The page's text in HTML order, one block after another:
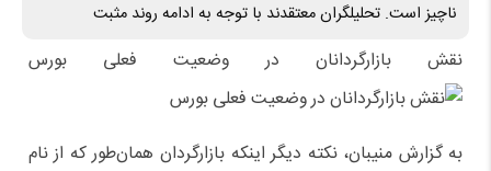
ناچیز است. تحلیلگران معتقدند با توجه به ادامه روند مثبت
نقش بازارگردانان در وضعیت فعلی بورس
به گزارش منیبان، نکته دیگر اینکه بازارگردان همان‌طور که از نام